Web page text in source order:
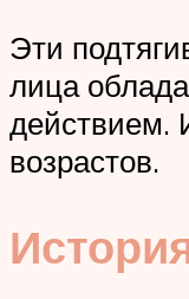
Эти
лица
действием.
возрастов.